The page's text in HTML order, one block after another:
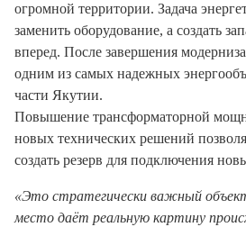
огромной территории. Задача
заменить оборудование, а создать
вперед. После завершения
одним из самых надежных
части Якутии.
Повышение трансформаторной
новых технических решений
создать резерв для подключения
«Это стратегически важный
место даёт реальную картину